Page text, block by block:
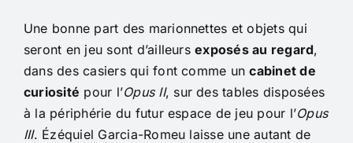
Une bonne part des marionnettes et objets qui
seront en jeu sont d’ailleursexposés au regard,
dans des casiers qui font comme uncabinet de
curiosité pour l’Opus II, sur des tables disposées
à la périphérie du futur espace de jeu pour l’Opus
III. Ézéquiel Garcia-Romeu laisse une autant de